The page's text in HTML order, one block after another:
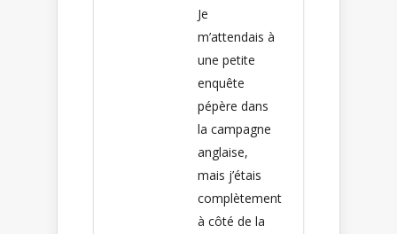
Je
m’attendais à
une petite
enquête
pépère dans
la campagne
anglaise,
mais j’étais
complètement
à côté de la